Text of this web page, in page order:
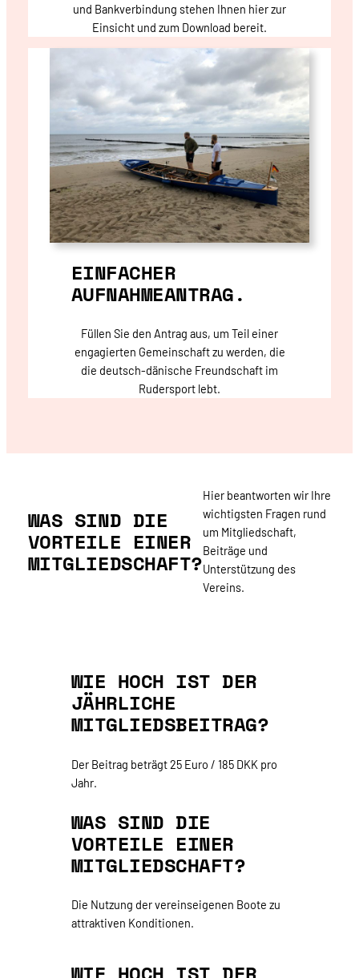
und Bankverbindung stehen Ihnen hier zur
Einsicht und zum Download bereit.
EINFACHER
AUFNAHMEANTRAG.
Füllen Sie den Antrag aus, um Teil einer
engagierten Gemeinschaft zu werden, die
die deutsch-dänische Freundschaft im
Rudersport lebt.
WAS SIND DIE
VORTEILE EINER
MITGLIEDSCHAFT?
Hier beantworten wir Ihre
wichtigsten Fragen rund
um Mitgliedschaft,
Beiträge und
Unterstützung des
Vereins.
WIE HOCH IST DER
JÄHRLICHE
MITGLIEDSBEITRAG?
Der Beitrag beträgt 25 Euro / 185 DKK pro
Jahr.
WAS SIND DIE
VORTEILE EINER
MITGLIEDSCHAFT?
Die Nutzung der vereinseigenen Boote zu
attraktiven Konditionen.